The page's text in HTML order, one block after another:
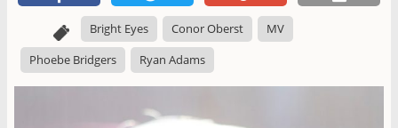
Bright Eyes Conor Oberst
MV
Phoebe Bridgers
Ryan Adams